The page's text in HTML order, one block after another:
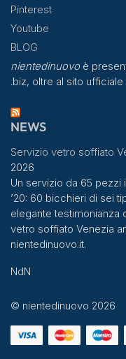
Pinterest
Youtube
BLOG
nientedinuovoè
.biz, oltre al sito ufficiale
NEWS
Servizio vetro soffiato
2026
Un servizio da 65 pezzi
’20: 60 bicchieri di sei
elegante testimonianza
vetro soffiato Venezia
nientedinuovo.it.
NdN
© nientedinuovo 2026